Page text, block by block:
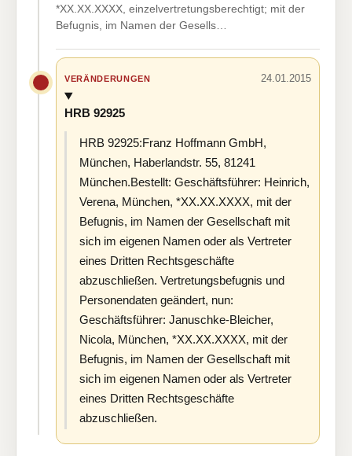
*XX.XX.XXXX, einzelvertretungsberechtigt; mit der
Befugnis, im Namen der Gesells…
VERÄNDERUNGEN 24.01.2015
HRB 92925
HRB 92925:Franz Hoffmann GmbH,
München, Haberlandstr. 55, 81241
München.Bestellt: Geschäftsführer: Heinrich,
Verena, München, *XX.XX.XXXX, mit der
Befugnis, im Namen der Gesellschaft mit
sich im eigenen Namen oder als Vertreter
eines Dritten Rechtsgeschäfte
abzuschließen. Vertretungsbefugnis und
Personendaten geändert, nun:
Geschäftsführer: Januschke-Bleicher,
Nicola, München, *XX.XX.XXXX, mit der
Befugnis, im Namen der Gesellschaft mit
sich im eigenen Namen oder als Vertreter
eines Dritten Rechtsgeschäfte
abzuschließen.